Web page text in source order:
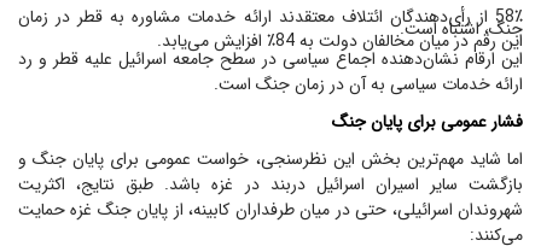
58٪ از رأی‌دهندگان ائتلاف معتقدند ارائه خدمات مشاوره به قطر در زمان
جنگ، اشتباه است.
این رقم در میان مخالفان دولت به 84٪ افزایش می‌یابد.
این ارقام نشان‌دهنده اجماع سیاسی در سطح جامعه اسرائیل علیه قطر و رد
ارائه خدمات سیاسی به آن در زمان جنگ است.
فشار عمومی برای پایان جنگ
اما شاید مهم‌ترین بخش این نظرسنجی، خواست عمومی برای پایان جنگ و
بازگشت سایر اسیران اسرائیل دربند در غزه باشد. طبق نتایج، اکثریت
شهروندان اسرائیلی، حتی در میان طرفداران کابینه، از پایان جنگ غزه حمایت
می‌کنند: